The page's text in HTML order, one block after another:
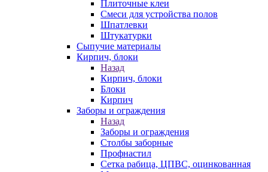
Плиточные клеи
Смеси для устройства полов
Шпатлевки
Штукатурки
Сыпучие материалы
Кирпич, блоки
Назад
Кирпич, блоки
Блоки
Кирпич
Заборы и ограждения
Назад
Заборы и ограждения
Столбы заборные
Профнастил
Сетка рабица, ЦПВС, оцинкованная